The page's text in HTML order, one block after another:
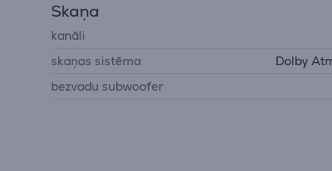
Skaņa
kanāli
skaņas sistēma
Dolby
bezvadu subwoofer